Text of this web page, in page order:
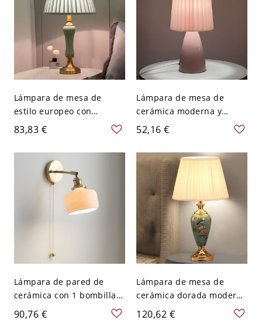
Lámpara de mesa de
estilo europeo con
pantalla de tela y base de
metal para la mesita de
noche - 110 A 120 V Verde
83,83 €
Lámpara de mesa de
cerámica moderna y
elegante con pantalla de
tela plisada y interruptor
basculante para uso
residencial - 110 A 120 V
52,16 €
Lámpara de pared de
cerámica con 1 bombilla y
estructura de metal para
iluminación sencilla de
90,76 €
Lámpara de mesa de
cerámica dorada moderna
con diseño geométrico y
pantalla de tela beige -
120,62 €